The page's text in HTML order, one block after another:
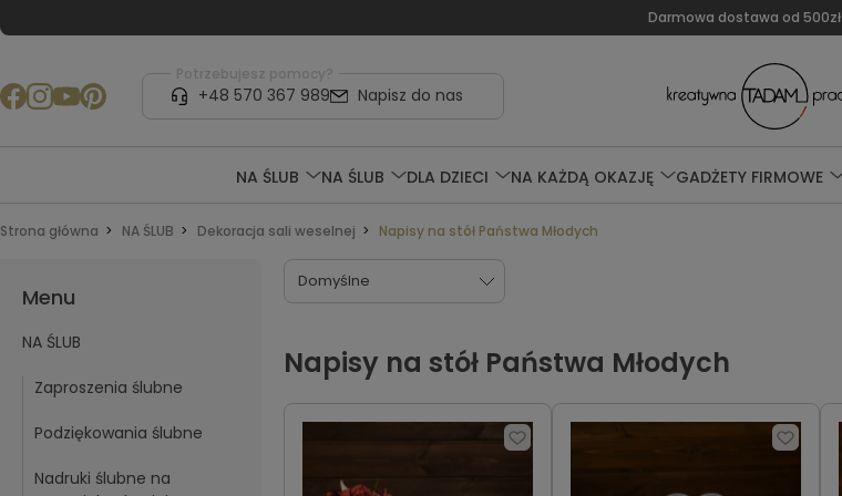
Darmowa dostawa od 500zł
Potrzebujesz pomocy?
+48 570 367 989 Napisz do nas
NA ŚLUB NA ŚLUB DLA DZIECI NA KAŻDĄ OKAZJĘ GADŻETY FIRMOWE
Strona główna NA ŚLUB Dekoracja sali weselnej Napisy na stół Państwa Młodych
Menu
NA ŚLUB
Zaproszenia ślubne
Podziękowania ślubne
Nadruki ślubne na
Napisy na stół Państwa Młodych